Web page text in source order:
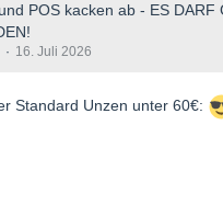
POS kacken ab - ES DARF
16. Juli 2026
Standard Unzen unter 60€: